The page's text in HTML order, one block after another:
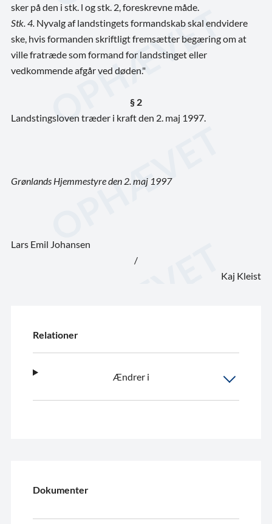
sker på den i stk. l og stk. 2, foreskrevne måde.
Stk. 4. Nyvalg af landstingets formandskab skal endvidere
ske, hvis formanden skriftligt fremsætter begæring om at
ville fratræde som formand for landstinget eller
vedkommende afgår ved døden."
§ 2
Landstingsloven træder i kraft den 2. maj 1997.
Grønlands Hjemmestyre den 2. maj 1997
Lars Emil Johansen
/
Kaj Kleist
Relationer
Ændrer i
Dokumenter